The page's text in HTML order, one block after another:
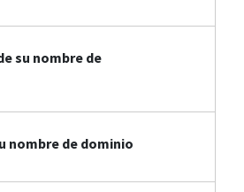
su nombre de
nombre de dominio